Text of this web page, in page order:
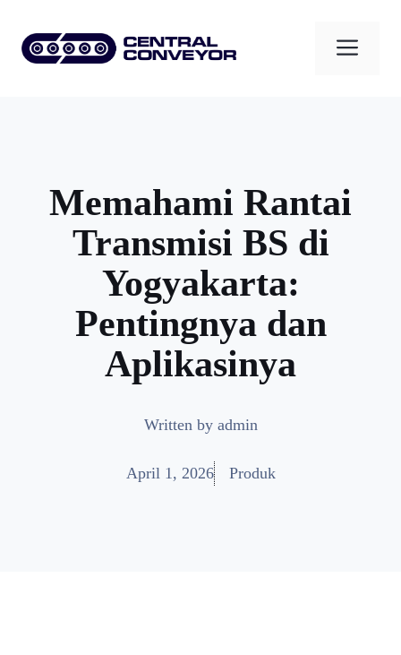
content
Memahami Rantai
Transmisi BS di
Yogyakarta:
Pentingnya dan
Aplikasinya
Written by admin
April 1, 2026 Produk